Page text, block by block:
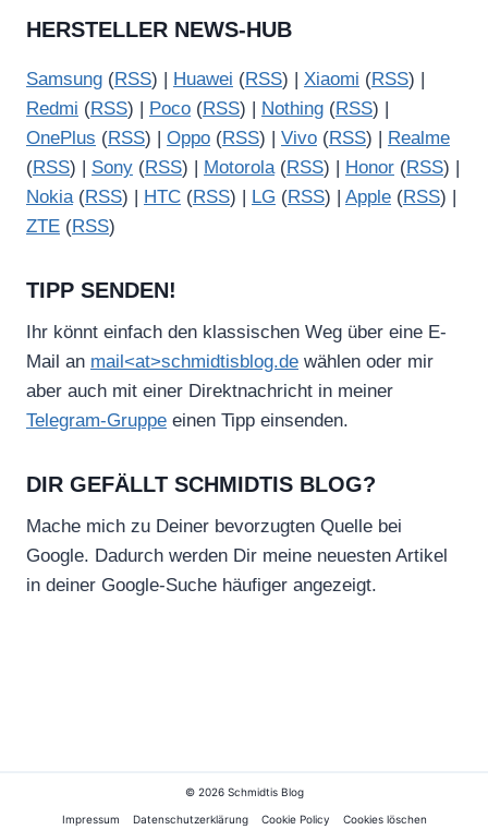
HERSTELLER NEWS-HUB
Samsung (RSS) | Huawei (RSS) | Xiaomi (RSS) |
Redmi (RSS) | Poco (RSS) | Nothing (RSS) |
OnePlus (RSS) | Oppo (RSS) | Vivo (RSS) |
Realme
(RSS) | Sony (RSS) | Motorola(RSS) | Honor (RSS) |
Nokia(RSS) | HTC (RSS) | LG (RSS) | Apple (RSS) |
ZTE (RSS)
TIPP SENDEN!
Ihr könnt einfach den klassischen Weg über eine E-
Mail an mail<at>schmidtisblog.de wählen oder mir
aber auch mit einer Direktnachricht in meiner
Telegram-Gruppe einen Tipp einsenden.
DIR GEFÄLLT SCHMIDTIS BLOG?
Mache mich zu Deiner bevorzugten Quelle bei
Google. Dadurch werden Dir meine neuesten Artikel
in deiner Google-Suche häufiger angezeigt.
© 2026 Schmidtis Blog
Impressum Datenschutzerklärung Cookie Policy Cookies löschen